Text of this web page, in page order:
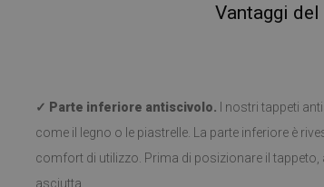
Vantaggi
✓ Parte inferiore antiscivolo. I nostri tappeti
come il legno o le piastrelle. La parte inferiore è
comfort di utilizzo. Prima di posizionare il
asciutta.